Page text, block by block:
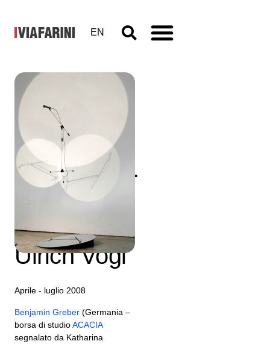
EN
Memories
and
Encounters.
Benjamin
Greber,
Ulrich Vogl
Aprile - luglio 2008
Benjamin Greber (Germania –
borsa di studioACACIA
segnalato da Katharina